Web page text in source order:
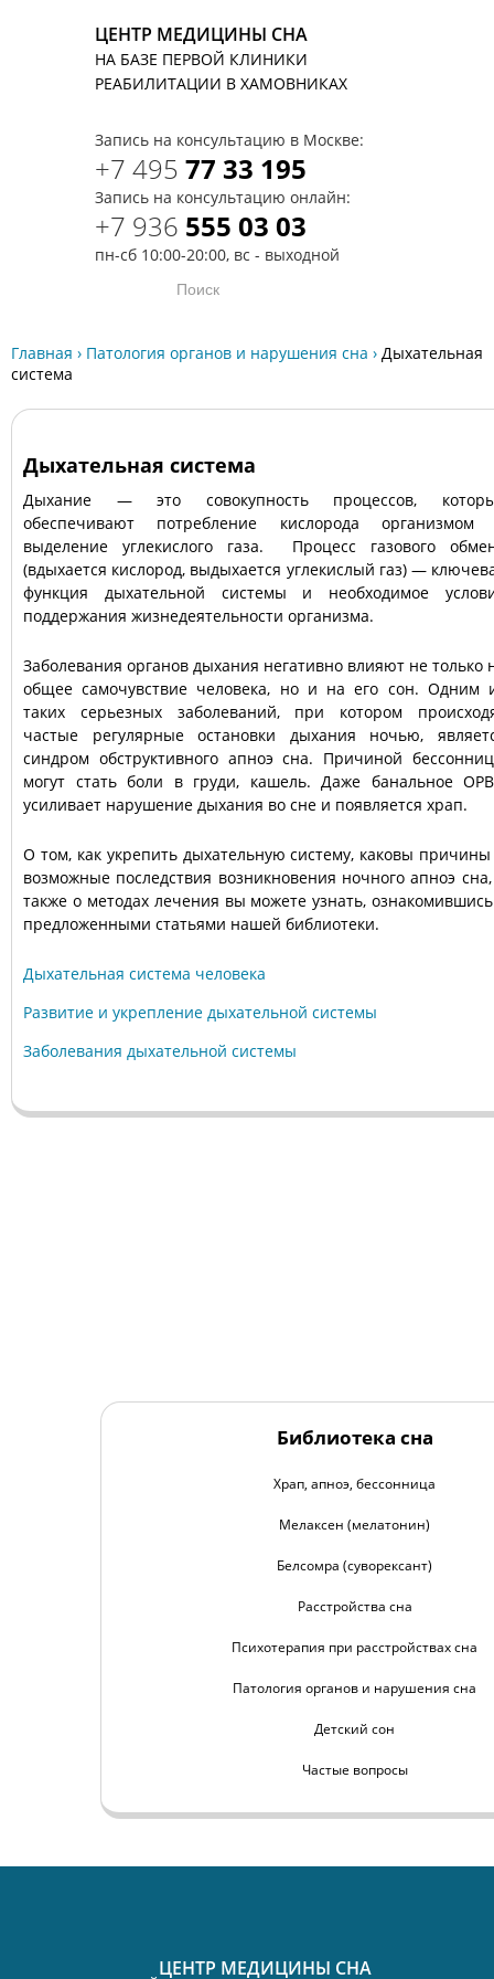
ЦЕНТР МЕДИЦИНЫ СНА
НА БАЗЕ ПЕРВОЙ КЛИНИКИ
РЕАБИЛИТАЦИИ В ХАМОВНИКАХ
Запись на консультацию в Москве:
+7 495 77 33 195
Запись на консультацию онлайн:
+7 936 555 03 03
пн-сб 10:00-20:00, вс - выходной
Главная › Патология органов и нарушения сна › Дыхательная
система
Дыхательная система
Дыхание — это совокупность процессов,
обеспечивают потребление кислорода организмом
выделение углекислого газа. Процесс газового
(вдыхается кислород, выдыхается углекислый газ) —
функция дыхательной системы и необходимое
поддержания жизнедеятельности организма.
Заболевания органов дыхания негативно влияют не только
общее самочувствие человека, но и на его сон. Одним
таких серьезных заболеваний, при котором
частые регулярные остановки дыхания ночью,
синдром обструктивного апноэ сна. Причиной
могут стать боли в груди, кашель. Даже банальное
усиливает нарушение дыхания во сне и появляется храп.
О том, как укрепить дыхательную систему, каковы
возможные последствия возникновения ночного апноэ
также о методах лечения вы можете узнать,
предложенными статьями нашей библиотеки.
Дыхательная система человека
Развитие и укрепление дыхательной системы
Заболевания дыхательной системы
Библиотека сна
Храп, апноэ, бессонница
Мелаксен (мелатонин)
Белсомра (суворексант)
Расстройства сна
Психотерапия при расстройствах сна
Патология органов и нарушения сна
Детский сон
Частые вопросы
ЦЕНТР МЕДИЦИНЫ СНА